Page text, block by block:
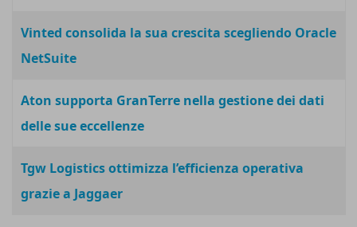
Vinted consolida la sua crescita scegliendo Oracle
NetSuite
Aton supporta GranTerre nella gestione dei dati
delle sue eccellenze
Tgw Logistics ottimizza l’efficienza operativa
grazie a Jaggaer